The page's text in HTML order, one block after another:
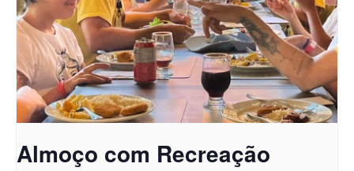
Almoço com Recreação